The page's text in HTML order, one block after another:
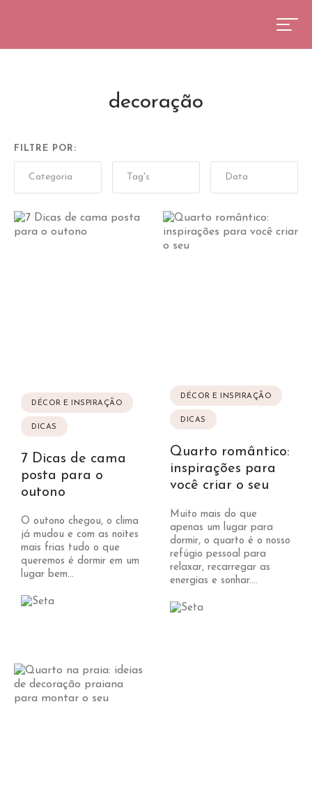
decoração
FILTRE POR:
DÉCOR E INSPIRAÇÃO
DICAS
7 Dicas de cama
posta para o
outono
O outono chegou, o clima
já mudou e com as noites
mais frias tudo o que
queremos é dormir em um
lugar bem...
DÉCOR E INSPIRAÇÃO
DICAS
Quarto romântico:
inspirações para
você criar o seu
Muito mais do que
apenas um lugar para
dormir, o quarto é o nosso
refúgio pessoal para
relaxar, recarregar as
energias e sonhar....